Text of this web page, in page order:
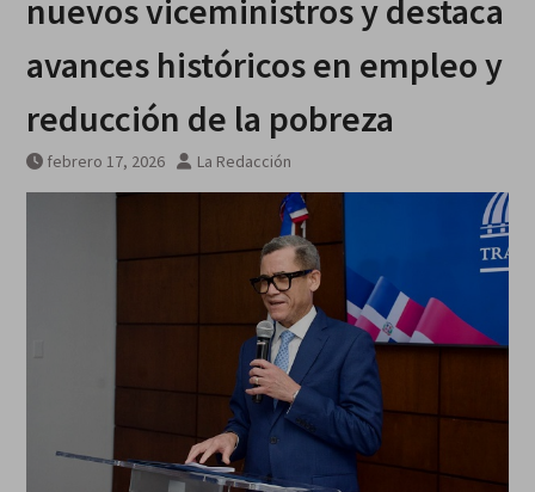
nuevos viceministros y destaca
avances históricos en empleo y
reducción de la pobreza
febrero 17, 2026 La Redacción